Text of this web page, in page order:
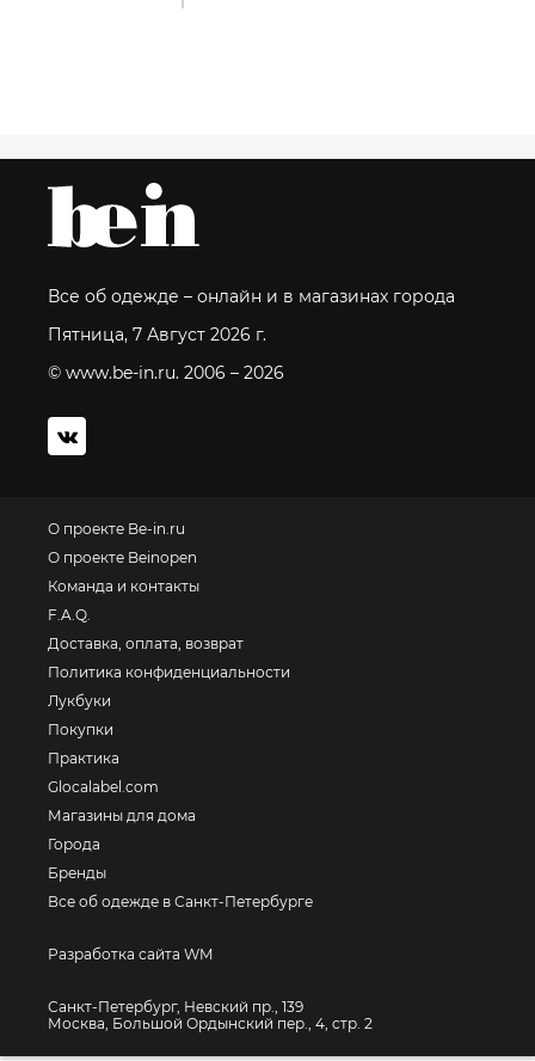
Все об одежде – онлайн и в магазинах города
Пятница, 7 Август 2026 г.
© www.be-in.ru. 2006 – 2026
О проекте Be-in.ru
О проекте Beinopen
Команда и контакты
F.A.Q.
Доставка, оплата, возврат
Политика конфиденциальности
Лукбуки
Покупки
Практика
Glocalabel.com
Магазины для дома
Города
Бренды
Все об одежде в Санкт-Петербурге
Разработка сайта WM
Санкт-Петербург, Невский пр., 139
Москва, Большой Ордынский пер., 4, стр. 2